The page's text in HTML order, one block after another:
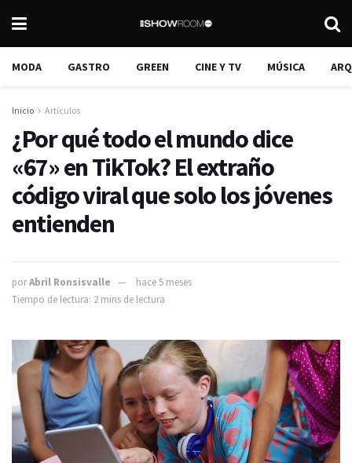
MODA GASTRO GREEN CINE Y TV MÚSICA
Inicio Artículos
¿Por qué todo el mundo dice
«67» en TikTok? El extraño
código viral que solo los jóvenes
entienden
porAbril Ronsisvalle
hace 5 meses
Tiempo de lectura: 2 mins de lectura